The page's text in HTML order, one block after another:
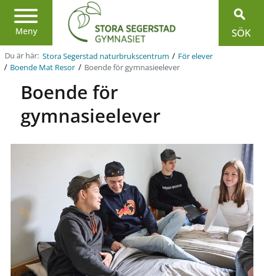
Meny
Region
Jönköpings
län
SÖK
Du är här: Stora Segerstad naturbrukscentrum / För elever
/ Boende Mat Resor / Boende för gymnasieelever
Boende för
gymnasieelever